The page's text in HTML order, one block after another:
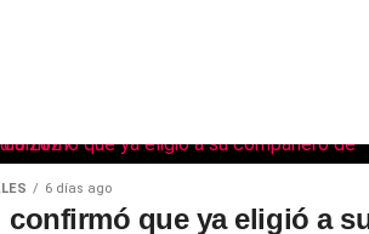
6 días ago
confirmó que ya eligió a